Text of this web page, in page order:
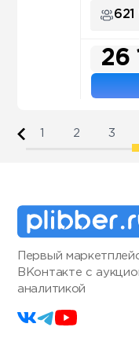
621
26
2 3
Первый
ВКонтакте с
аналитикой